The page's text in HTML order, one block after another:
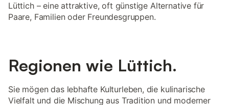
Lüttich – eine attraktive, oft günstige Alternative für
Paare, Familien oder Freundesgruppen.
Regionen wie Lüttich.
Sie mögen das lebhafte Kulturleben, die kulinarische
Vielfalt und die Mischung aus Tradition und moderner